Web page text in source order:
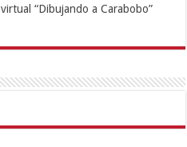
“Dibujando a Carabobo”